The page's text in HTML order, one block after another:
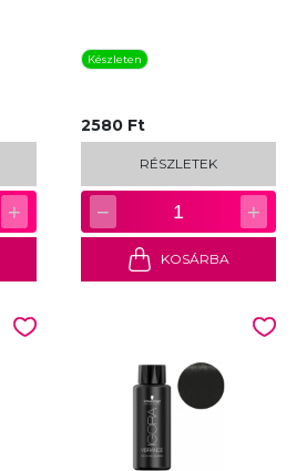
+
Készleten
2580 Ft
RÉSZLETEK
− 1 +
KOSÁRBA